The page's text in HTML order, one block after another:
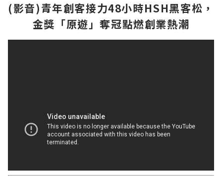
(影音)青年創客接力48小時HSH黑客松，
金獎「原遊」奪冠點燃創業熱潮